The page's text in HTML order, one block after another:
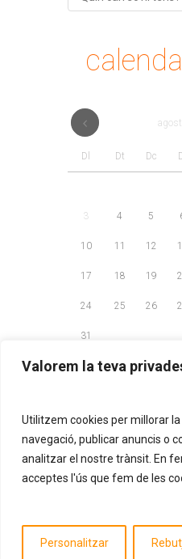
Valorem la teva
Utilitzem cookies per millorar
navegació, publicar anuncis o
analitzar el nostre trànsit. En
acceptes l'ús que fem de les
Personalitzar
agost
Dl Dt Dc
3 4 5
10 11 12
17 18 19
24 25 26
31
93
AVÍS LEGAL
Entitat d'utilitat